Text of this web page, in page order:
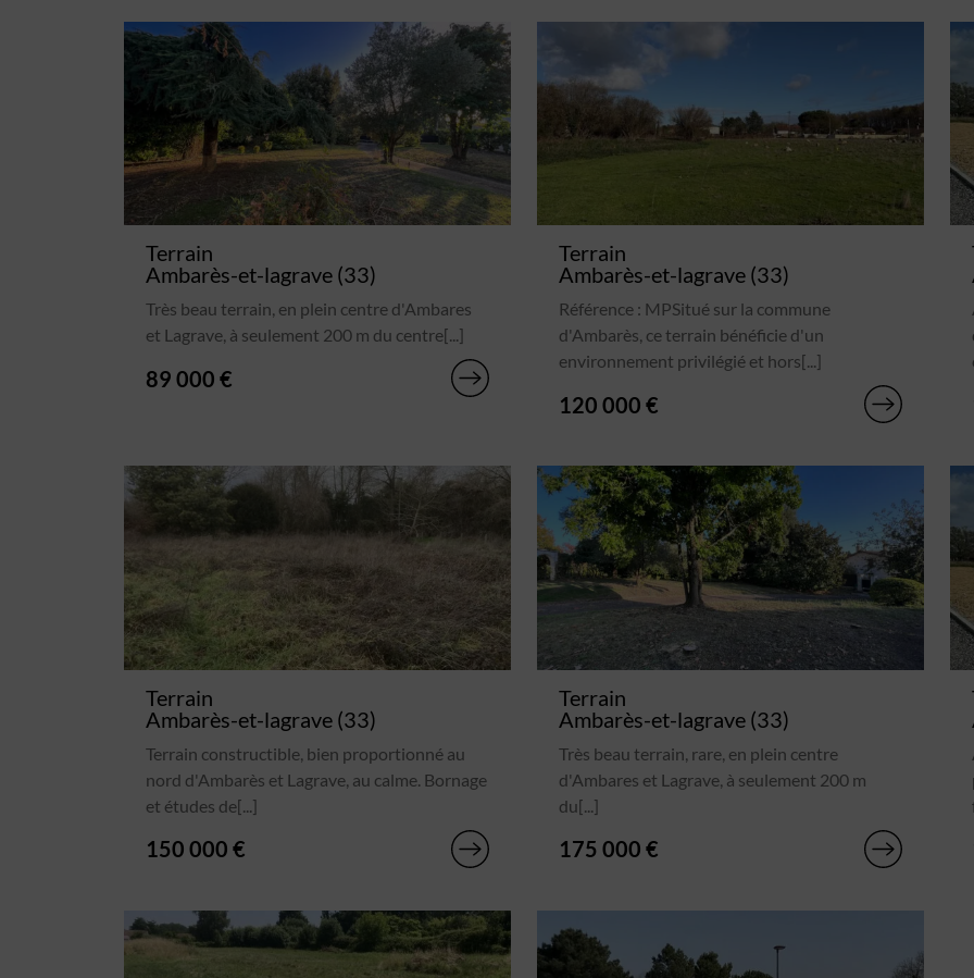
Terrain
Ambarès-et-lagrave (33)
Très beau terrain, en plein centre d'Ambares
et Lagrave, à seulement 200 m du centre[...]
89 000 €
Terrain
Ambarès-et-lagrave (33)
Référence : MPSitué sur la commune
d'Ambarès, ce terrain bénéficie d'un
environnement privilégié et hors[...]
120 000 €
Terrain
Ambarès-et-lagrave (33)
Terrain constructible, bien proportionné au
nord d'Ambarès et Lagrave, au calme. Bornage
et études de[...]
150 000 €
Terrain
Ambarès-et-lagrave (33)
Très beau terrain, rare, en plein centre
d'Ambares et Lagrave, à seulement 200 m
du[...]
175 000 €